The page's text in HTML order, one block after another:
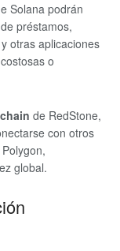
Solana podrán
préstamos,
otras aplicaciones
o
de RedStone,
con otros
global.